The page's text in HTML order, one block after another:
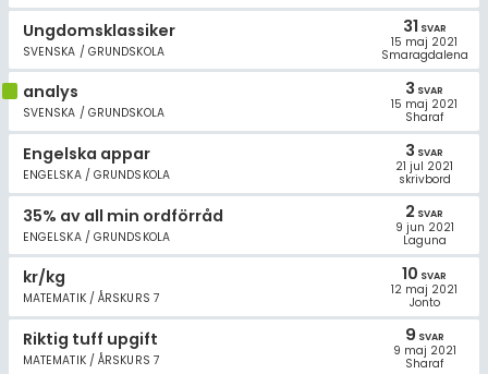
Ungdomsklassiker
SVENSKA / GRUNDSKOLA
31 SVAR
15 maj 2021
Smaragdalena
analys
SVENSKA / GRUNDSKOLA
3 SVAR
15 maj 2021
Sharaf
Engelska appar
ENGELSKA / GRUNDSKOLA
3 SVAR
21 jul 2021
skrivbord
35% av all min ordförråd
ENGELSKA / GRUNDSKOLA
2 SVAR
9 jun 2021
Laguna
kr/kg
MATEMATIK / ÅRSKURS 7
10 SVAR
12 maj 2021
Jonto
Riktig tuff upgift
MATEMATIK / ÅRSKURS 7
9 SVAR
9 maj 2021
Sharaf